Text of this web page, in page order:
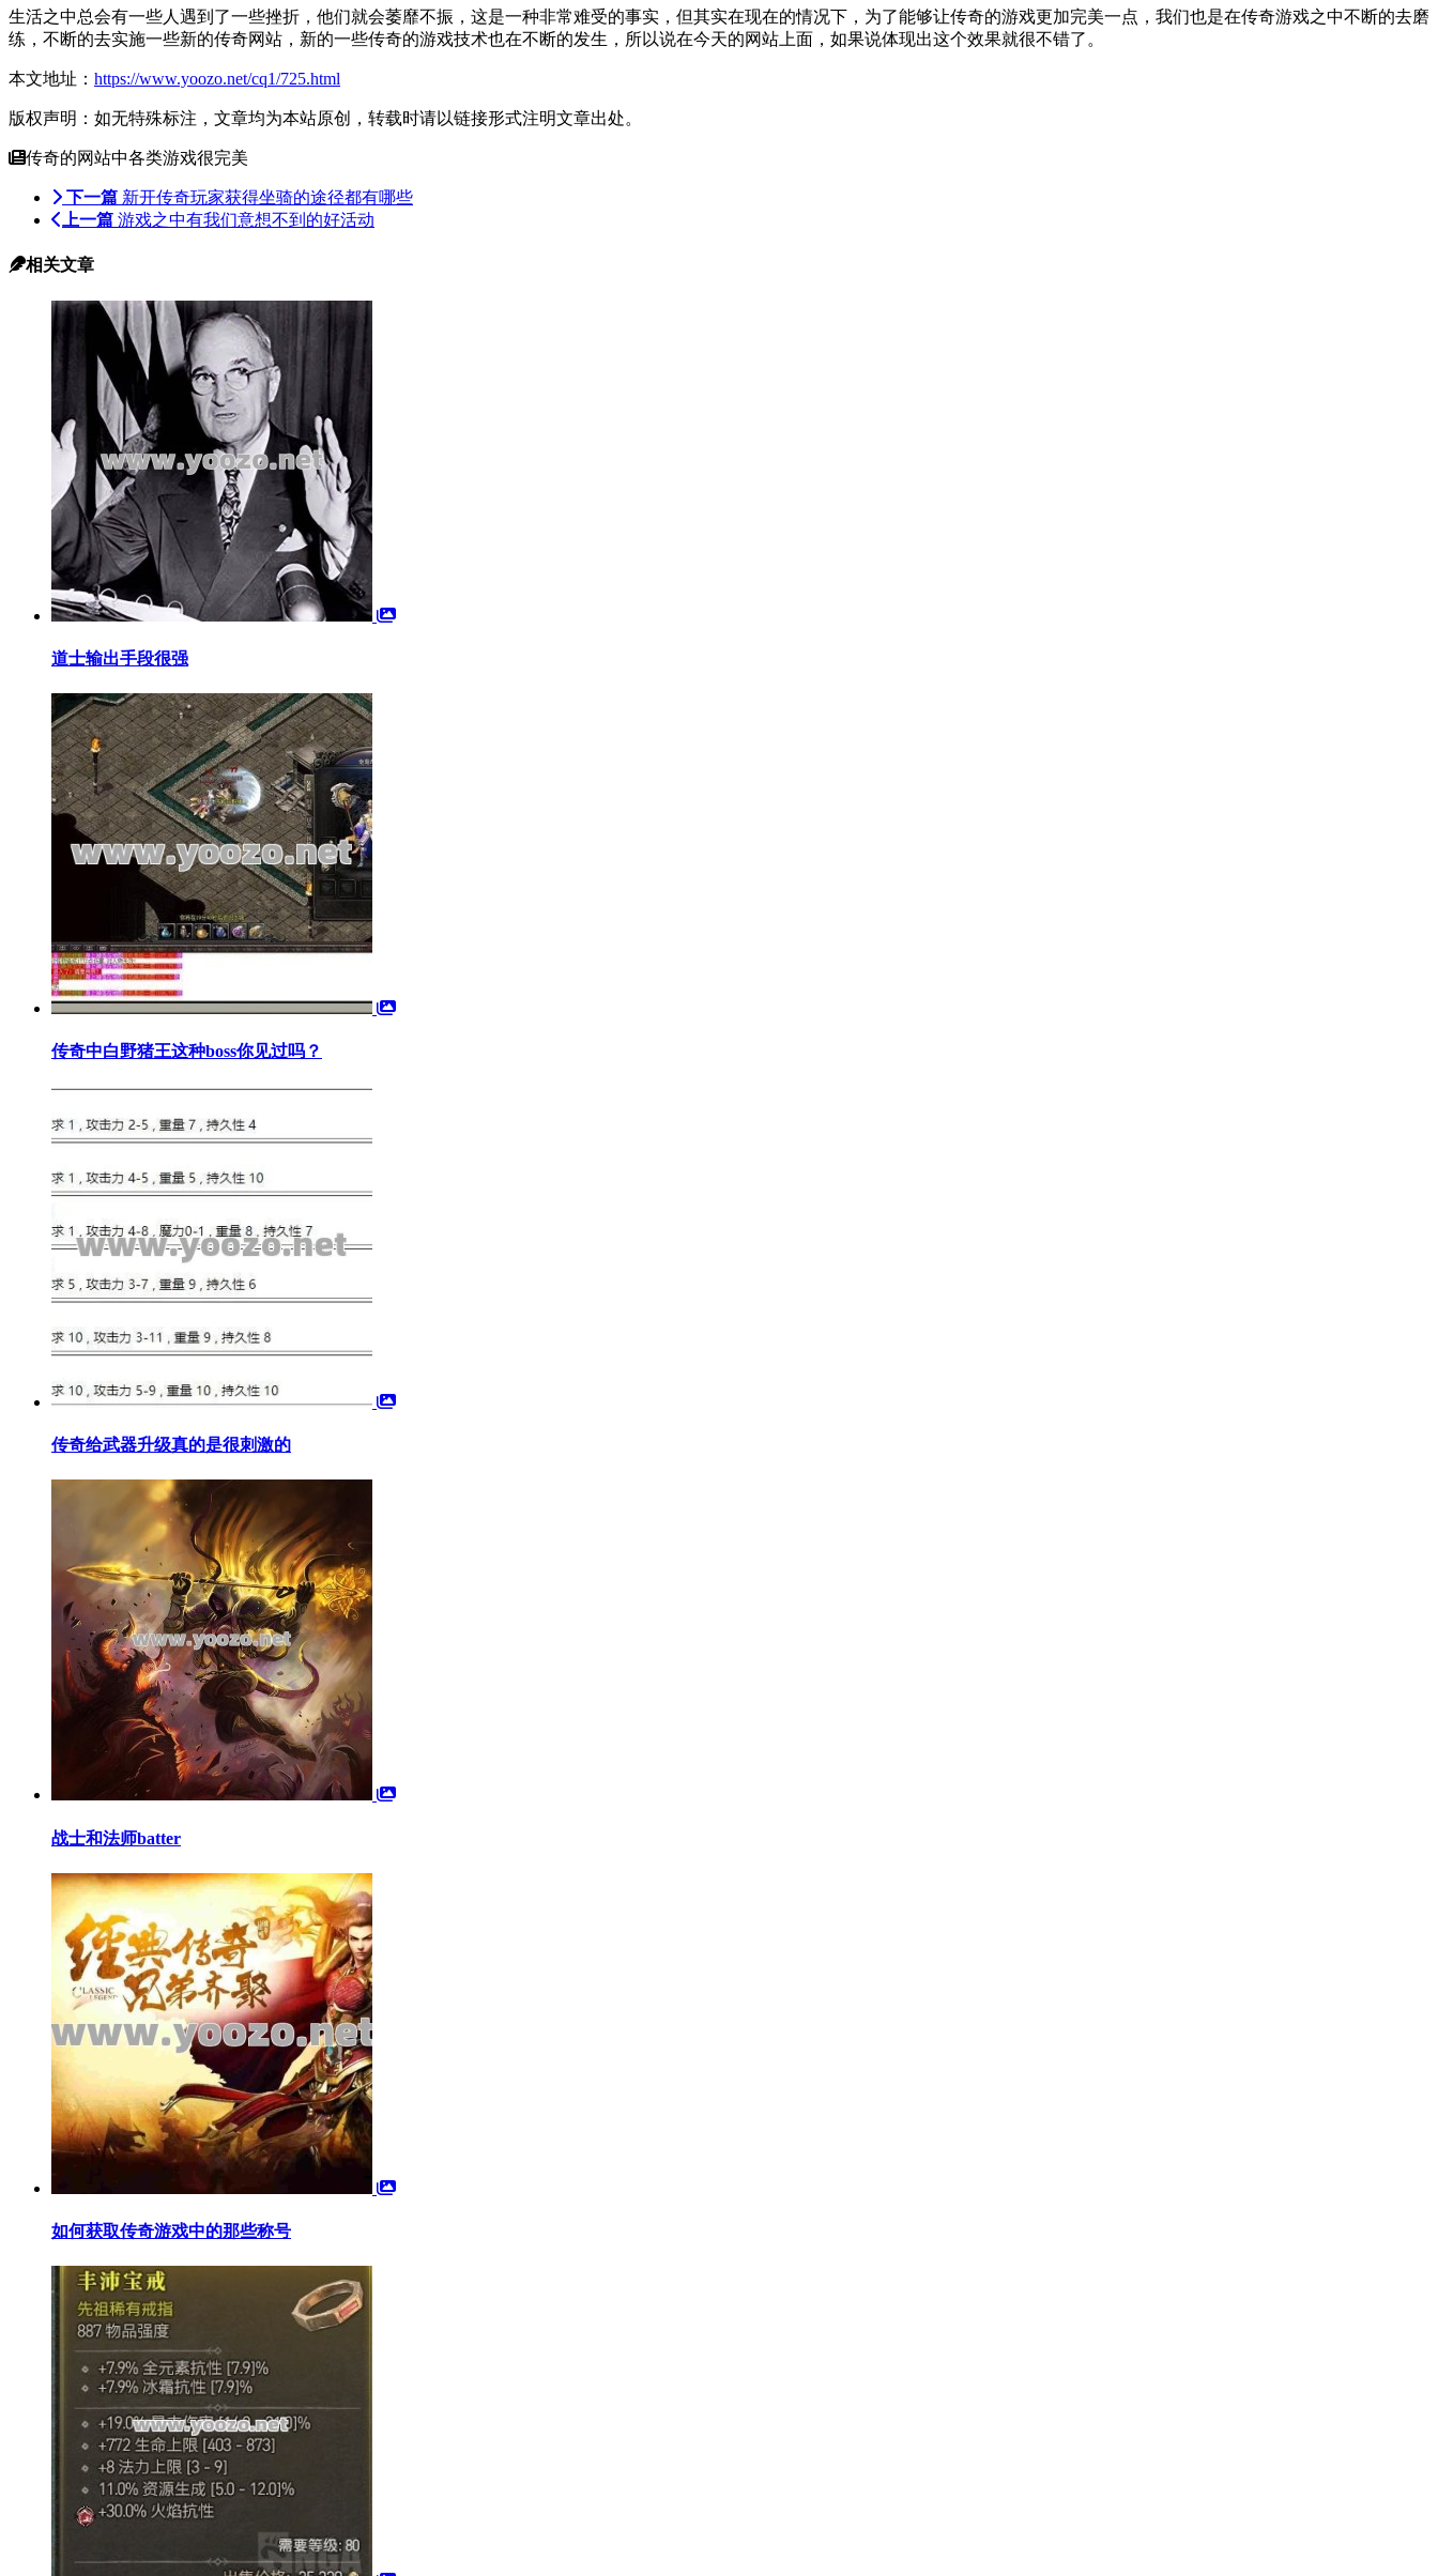
生活之中总会有一些人遇到了一些挫折，他们就会萎靡不振，这是一种非常难受的事实，但其实在现在的情况下，为了能够让传奇的游戏更加完美一点，我们也是在传奇游戏之中不断的去磨
练，不断的去实施一些新的传奇网站，新的一些传奇的游戏技术也在不断的发生，所以说在今天的网站上面，如果说体现出这个效果就很不错了。
本文地址： https://www.yoozo.net/cq1/725.html
版权声明：如无特殊标注，文章均为本站原创，转载时请以链接形式注明文章出处。
传奇的网站中各类游戏很完美
下一篇 新开传奇玩家获得坐骑的途径都有哪些
上一篇 游戏之中有我们意想不到的好活动
相关文章
道士输出手段很强
传奇中白野猪王这种boss你见过吗？
传奇给武器升级真的是很刺激的
战士和法师batter
如何获取传奇游戏中的那些称号